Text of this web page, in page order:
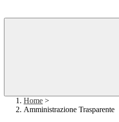
Home >
Amministrazione Trasparente